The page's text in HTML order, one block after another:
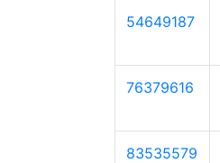
54649187
76379616
83535579